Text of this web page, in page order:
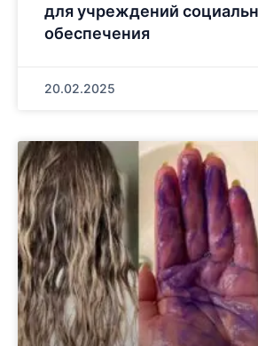
для учреждений
обеспечения
20.02.2025